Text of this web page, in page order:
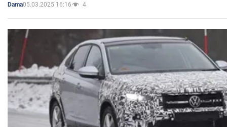
Dama05.03.2025 16:16 4